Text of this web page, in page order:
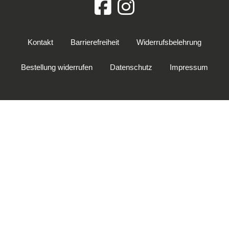
Kontakt Barrierefreiheit Widerrufsbelehrung
Bestellung widerrufen Datenschutz Impressum